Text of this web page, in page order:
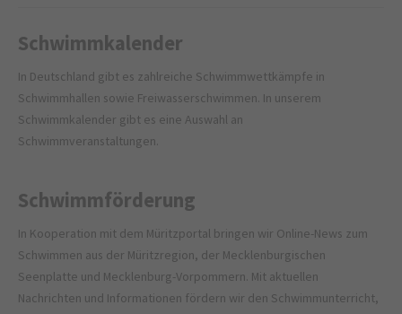
Schwimmkalender
In Deutschland gibt es zahlreiche Schwimmwettkämpfe in
Schwimmhallen sowie Freiwasserschwimmen. In unserem
Schwimmkalender gibt es eine Auswahl an
Schwimmveranstaltungen.
Schwimmförderung
In Kooperation mit dem Müritzportal bringen wir Online-News zum
Schwimmen aus der Müritzregion, der Mecklenburgischen
Seenplatte und Mecklenburg-Vorpommern. Mit aktuellen
Nachrichten und Informationen fördern wir den Schwimmunterricht,